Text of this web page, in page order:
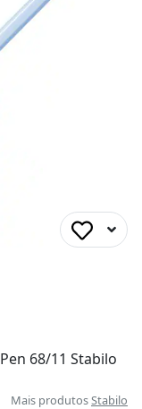
68/11 Stabilo
Mais produtosStabilo